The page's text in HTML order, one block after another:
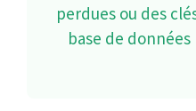
perdues ou des
base de